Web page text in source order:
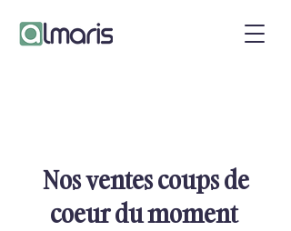
Nos ventes coups de
coeur du moment